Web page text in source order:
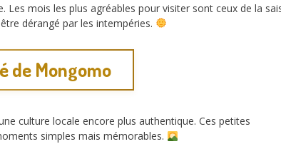
mois les plus agréables pour visiter sont ceux de la
dérangé par les intempéries.
de Mongomo
culture locale encore plus authentique. Ces petites
simples mais mémorables.